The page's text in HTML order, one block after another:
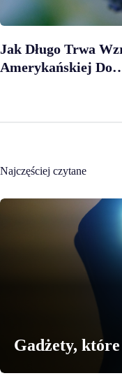
Jak Długo Trwa
Amerykańskiej
Najczęściej czytane
Gadżety, które